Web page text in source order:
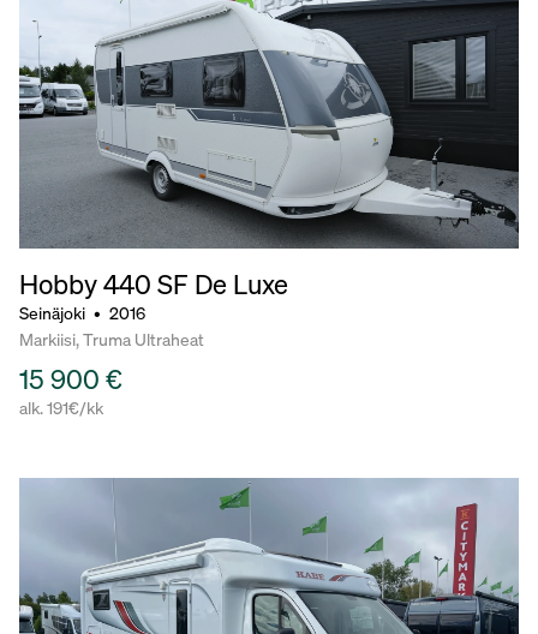
Hobby 440 SF De Luxe
Seinäjoki • 2016
Markiisi, Truma Ultraheat
15 900 €
alk. 191€/kk